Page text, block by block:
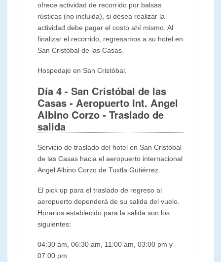
ofrece actividad de recorrido por balsas
rústicas (no incluida), si desea realizar la
actividad debe pagar el costo ahí mismo. Al
finalizar el recorrido, regresamos a su hotel en
San Cristóbal de las Casas.
Hospedaje en San Cristóbal.
Día 4 - San Cristóbal de las
Casas - Aeropuerto Int. Angel
Albino Corzo - Traslado de
salida
Servicio de traslado del hotel en San Cristóbal
de las Casas hacia el aeropuerto internacional
Angel Albino Corzo de Tuxtla Gutiérrez.
El pick up para el traslado de regreso al
aeropuerto dependerá de su salida del vuelo.
Horarios establecido para la salida son los
siguientes:
04:30 am, 06:30 am, 11:00 am, 03:00 pm y
07:00 pm